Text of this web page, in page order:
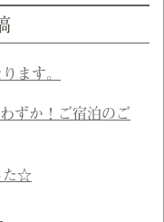
ます。
ずか！ご宿泊のご
た☆